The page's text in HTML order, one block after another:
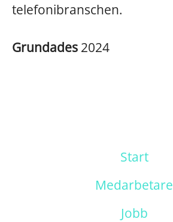
telefonibranschen.
Grundades 2024
Start
Medarbetare
Jobb